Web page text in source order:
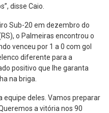
disse Caio.
Sub-20 em dezembro do
o Palmeiras encontrou o
venceu por 1 a 0 com gol
diferente para a
positivo que lhe garanta
na briga.
equipe deles. Vamos preparar
a vitória nos 90